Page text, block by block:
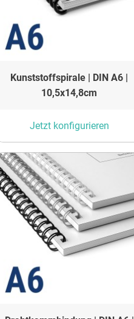
Kunststoffspirale | DIN A6 |
10,5x14,8cm
Jetzt konfigurieren